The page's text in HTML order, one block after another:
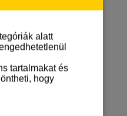
alatt
tartalmakat és
hogy